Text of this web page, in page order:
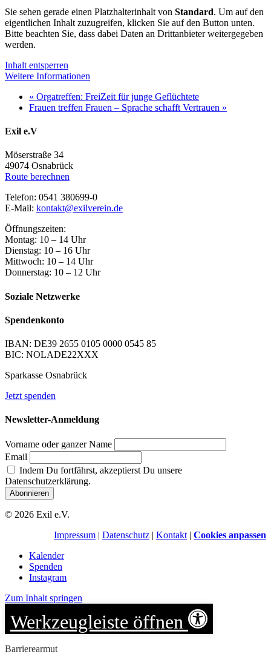
Sie sehen gerade einen Platzhalterinhalt von Standard. Um auf den
eigentlichen Inhalt zuzugreifen, klicken Sie auf den Button unten.
Bitte beachten Sie, dass dabei Daten an Drittanbieter weitergegeben
werden.
Inhalt entsperren
Weitere Informationen
« Orgatreffen: FreiZeit für junge Geflüchtete
Frauen treffen Frauen – Sprache schafft Vertrauen »
Exil e.V
Möserstraße 34
49074 Osnabrück
Route berechnen
Telefon: 0541 380699-0
E-Mail: kontakt@exilverein.de
Öffnungszeiten:
Montag: 10 – 14 Uhr
Dienstag: 10 – 16 Uhr
Mittwoch: 10 – 14 Uhr
Donnerstag: 10 – 12 Uhr
Soziale Netzwerke
Spendenkonto
IBAN: DE39 2655 0105 0000 0545 85
BIC: NOLADE22XXX
Sparkasse Osnabrück
Jetzt spenden
Newsletter-Anmeldung
Vorname oder ganzer Name
Email
Indem Du fortfährst, akzeptierst Du unsere
Datenschutzerklärung.
© 2026 Exil e.V.
Impressum | Datenschutz | Kontakt | Cookies anpassen
Kalender
Spenden
Instagram
Zum Inhalt springen
Werkzeugleiste öffnen
Barrierearmut